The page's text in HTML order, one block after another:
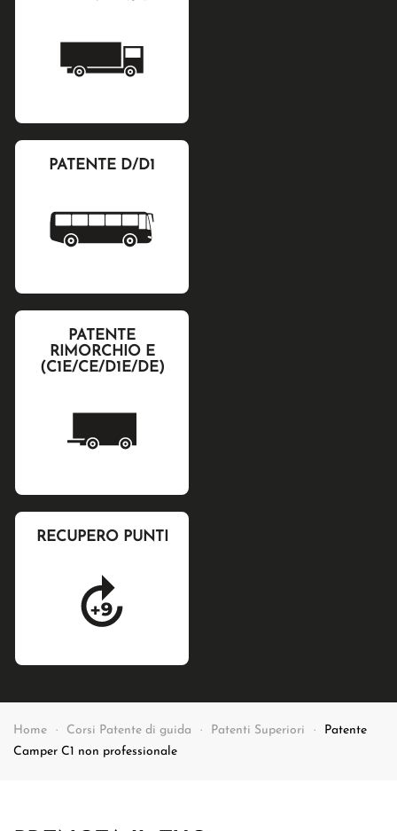
PATENTE D/D1
PATENTE
RIMORCHIO E
(C1E/CE/D1E/DE)
RECUPERO PUNTI
Home Corsi Patente di guida Patenti Superiori
Patente
Camper C1 non professionale